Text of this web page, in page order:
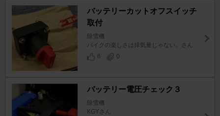
バッテリーカットオフスイッチ
取付
除雪機
バイクの楽しさは排気量じゃない。さん
6
0
バッテリー電圧チェック３
除雪機
KGYさん